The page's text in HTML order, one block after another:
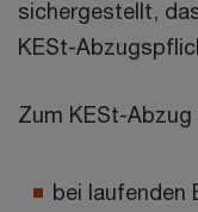
sichergestellt,
KESt-
Zum KESt-
bei laufenden